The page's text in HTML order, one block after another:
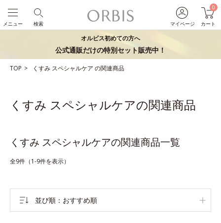
マイページ
0
カート
検索
メニュー
オルビス初めての方へ
公式通販だけの特別セット販売中！
TOP くすみ スペシャルケア の関連商品
くすみ スペシャルケアの関連商品
くすみ スペシャルケアの関連商品一覧
全9件（1-9件を表示）
並び順 おすすめ順